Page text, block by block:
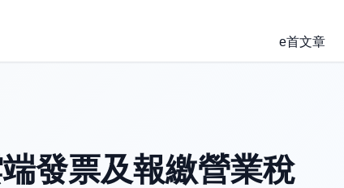
e首文章
發票及報繳營業稅